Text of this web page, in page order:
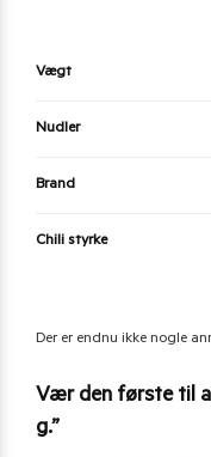
Vægt
Nudler
Brand
Chili styrke
Der er endnu ikke nogle
Vær den første til
g.”